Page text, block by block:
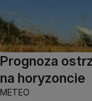
Prognoza
na horyzoncie
METEO